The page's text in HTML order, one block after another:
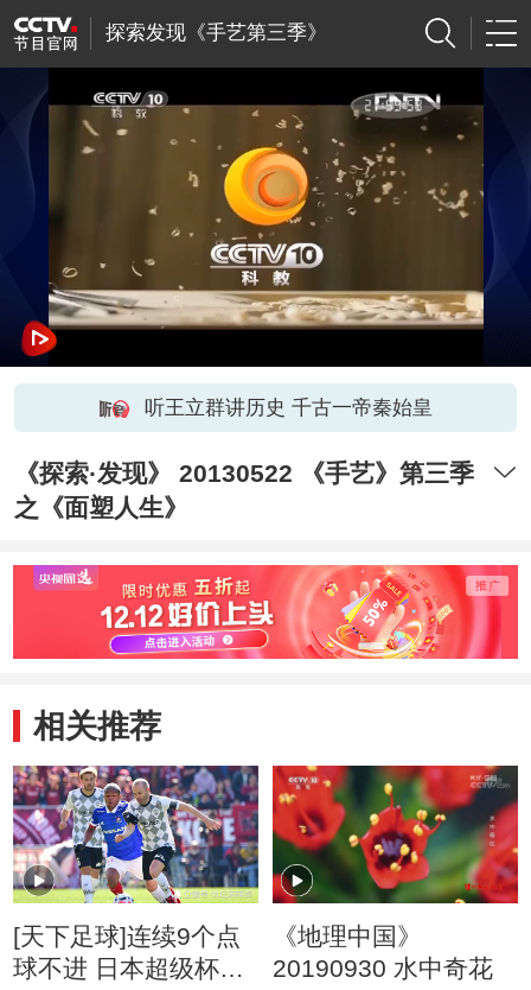
探索发现《手艺第三季》
听王立群讲历史 千古一帝秦始皇
《探索·发现》 20130522 《手艺》第三季
之《面塑人生》
相关推荐
[天下足球]连续9个点
球不进 日本超级杯现
《地理中国》
20190930 水中奇花